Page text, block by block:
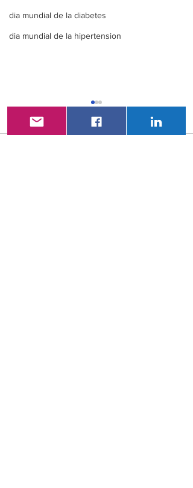
dia mundial de la diabetes
dia mundial de la hipertension